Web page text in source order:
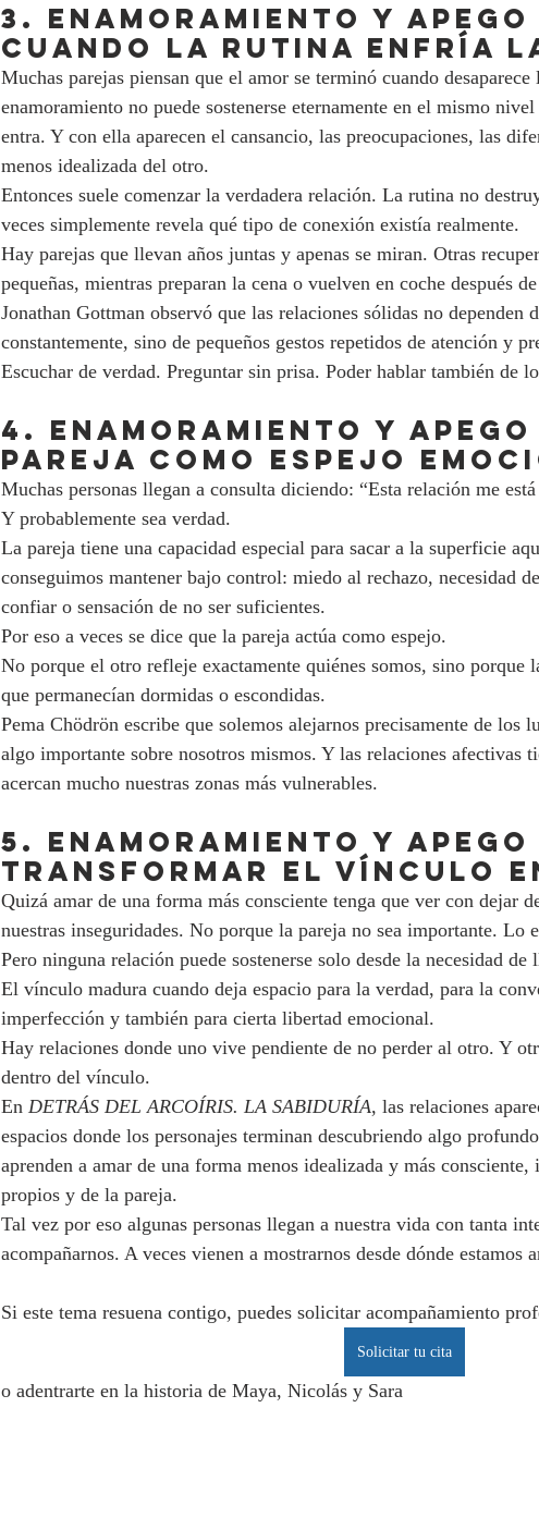
3. Enamoramiento y
cuando la rutina enfría
Muchas parejas piensan que el amor se terminó cuando
enamoramiento no puede sostenerse eternamente en el mismo
entra. Y con ella aparecen el cansancio, las preocupaciones, las
menos idealizada del otro.
Entonces suele comenzar la verdadera relación. La rutina no
veces simplemente revela qué tipo de conexión existía realmente.
Hay parejas que llevan años juntas y apenas se miran. Otras
pequeñas, mientras preparan la cena o vuelven en coche después
Jonathan Gottman observó que las relaciones sólidas no dependen
constantemente, sino de pequeños gestos repetidos de atención y
Escuchar de verdad. Preguntar sin prisa. Poder hablar también de
4. Enamoramiento y
pareja como espejo
Muchas personas llegan a consulta diciendo: “Esta relación me
Y probablemente sea verdad.
La pareja tiene una capacidad especial para sacar a la superficie
conseguimos mantener bajo control: miedo al rechazo, necesidad
confiar o sensación de no ser suficientes.
Por eso a veces se dice que la pareja actúa como espejo.
No porque el otro refleje exactamente quiénes somos, sino porque
que permanecían dormidas o escondidas.
Pema Chödrön escribe que solemos alejarnos precisamente de los
algo importante sobre nosotros mismos. Y las relaciones afectivas
acercan mucho nuestras zonas más vulnerables.
5. Enamoramiento y
transformar el vínculo
Quizá amar de una forma más consciente tenga que ver con dejar
nuestras inseguridades. No porque la pareja no sea importante. Lo
Pero ninguna relación puede sostenerse solo desde la necesidad
El vínculo madura cuando deja espacio para la verdad, para la
imperfección y también para cierta libertad emocional.
Hay relaciones donde uno vive pendiente de no perder al otro. Y
dentro del vínculo.
En DETRÁS DEL ARCOÍRIS. LA SABIDURÍA, las relaciones
espacios donde los personajes terminan descubriendo algo
aprenden a amar de una forma menos idealizada y más
propios y de la pareja.
Tal vez por eso algunas personas llegan a nuestra vida con tanta
acompañarnos. A veces vienen a mostrarnos desde dónde estamos
Si este tema resuena contigo, puedes solicitar acompañamiento
Solicitar tu cita
o adentrarte en la historia de Maya, Nicolás y Sara